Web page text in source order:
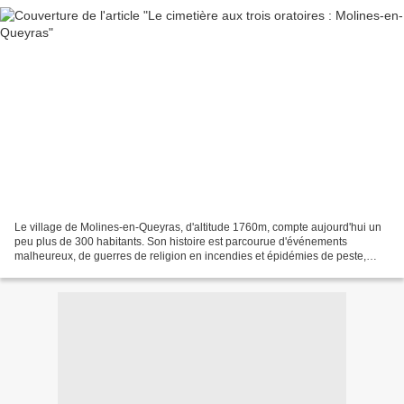
Le village de Molines-en-Queyras, d'altitude 1760m, compte aujourd'hui un
peu plus de 300 habitants. Son histoire est parcourue d'événements
malheureux, de guerres de religion en incendies et épidémies de peste,